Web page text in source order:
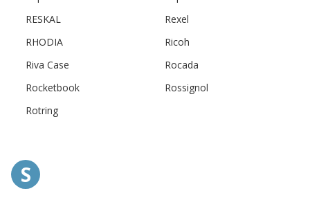
RESKAL
Rexel
RHODIA
Ricoh
Riva Case
Rocada
Rocketbook
Rossignol
Rotring
S